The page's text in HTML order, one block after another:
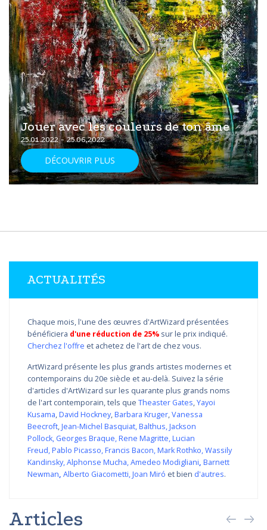
Jouer avec les couleurs de ton âme
25.01.2022 - 25.06.2022
DÉCOUVRIR PLUS
ACTUALITÉS
Chaque mois, l'une des œuvres d'ArtWizard présentées
bénéficiera d'une réduction de 25% sur le prix indiqué.
Cherchez l'offre et achetez de l'art de chez vous.
ArtWizard présente les plus grands artistes modernes et
contemporains du 20e siècle et au-delà. Suivez la série
d'articles d'ArtWizard sur les quarante plus grands noms
de l'art contemporain, tels que Theaster Gates,Yayoi
Kusama,David Hockney,Barbara Kruger,Vanessa
Beecroft,Jean-Michel Basquiat,Balthus,Jackson
Pollock, Georges Braque,Rene Magritte,Lucian
Freud,Pablo Picasso,Francis Bacon,Mark Rothko,Wassily
Kandinsky,Alphonse Mucha,Amedeo Modigliani, Barnett
Newman, Alberto Giacometti,Joan Miró et bien d'autres.
Articles